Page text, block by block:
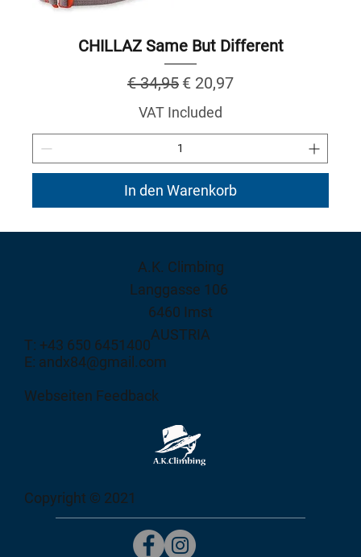
CHILLAZ Same But Different
Regular Price
€ 34,95 Sale Price
€ 20,97
VAT Included
In den Warenkorb
A.K. Climbing
Langgasse 106
6460 Imst
AUSTRIA
T: +43 650 6451400
E: andx84@gmail.com
Webseiten Feedback
Copyright © 2021